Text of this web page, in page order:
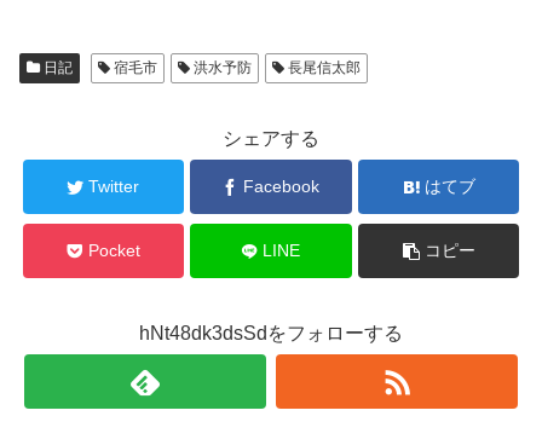
日記 宿毛市 洪水予防 長尾信太郎
シェアする
Twitter Facebook はてブ
Pocket LINE コピー
hNt48dk3dsSdをフォローする